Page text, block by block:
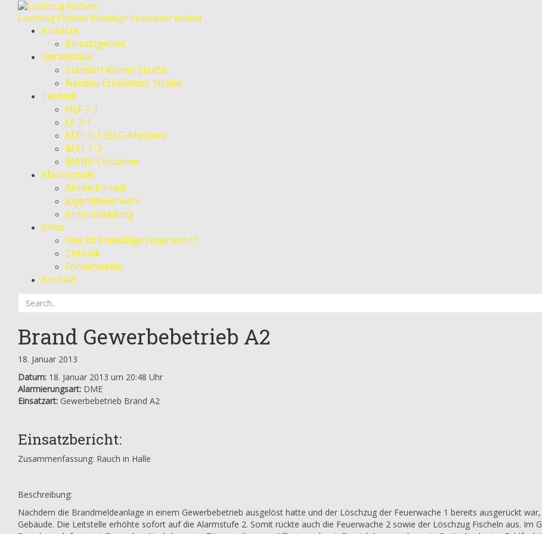
Löschzug Fischeln Freiwillige Feuerwehr Krefeld
Einsätze
Einsatzgebiet
Gerätehaus
Standort Kölner Straße
Neubau Erkelenzer Straße
Technik
HLF 7-1
LF 7-1
MTF 7-1 (SEG-Messen)
MTF 7-2
MANV-Container
Mannschaft
Aktive Einheit
Jugendfeuerwehr
Ehrenabteilung
Infos
Was ist Freiwillige Feuerwehr?
Chronik
Förderverein
Kontakt
Brand Gewerbebetrieb A2
18. Januar 2013
Datum: 18. Januar 2013 um 20:48 Uhr
Alarmierungsart: DME
Einsatzart: Gewerbebetrieb Brand A2
Einsatzbericht:
Zusammenfassung: Rauch in Halle
Beschreibung:
Nachdem die Brandmeldeanlage in einem Gewerbebetrieb ausgelöst hatte und der Löschzug der Feuerwache 1 bereits ausgerückt
Gebäude. Die Leitstelle erhöhte sofort auf die Alarmstufe 2. Somit rückte auch die Feuerwache 2 sowie der Löschzug Fischeln aus. Im